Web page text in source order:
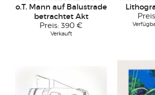
o.T. Mann auf Balustrade
betrachtet Akt
Preis: 390 €
Verkauft